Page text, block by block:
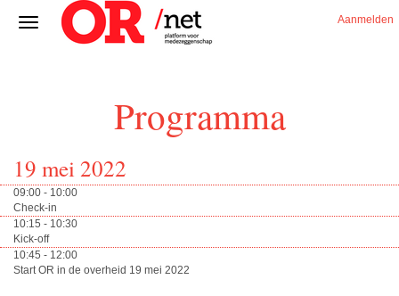
Aanmelden
Programma
19 mei 2022
09:00 - 10:00
Check-in
10:15 - 10:30
Kick-off
10:45 - 12:00
Start OR in de overheid 19 mei 2022